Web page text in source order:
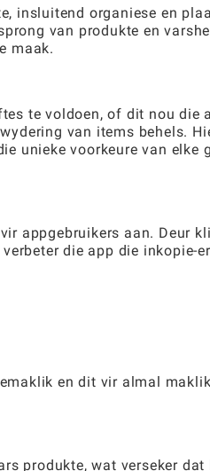
insluitend organiese en
van produkte en
maak.
te voldoen, of dit nou die
van items behels.
unieke voorkeure van elke
appgebruikers aan. Deur
die app die inkopie-
en dit vir almal
produkte, wat verseker